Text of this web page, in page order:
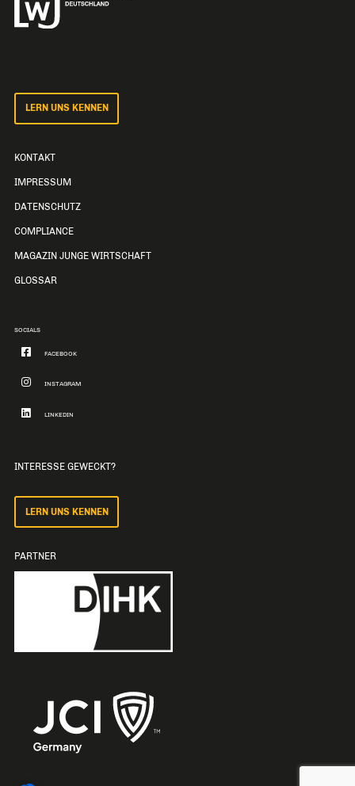
LERN UNS KENNEN
KONTAKT
IMPRESSUM
DATENSCHUTZ
COMPLIANCE
MAGAZIN JUNGE WIRTSCHAFT
GLOSSAR
SOCIALS
FACEBOOK
INSTAGRAM
LINKEDIN
INTERESSE GEWECKT?
LERN UNS KENNEN
PARTNER